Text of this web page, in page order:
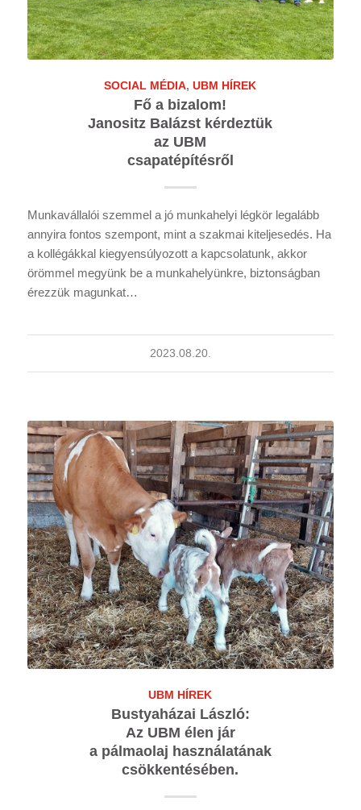
SOCIAL MÉDIA,UBM HÍREK
Fő a bizalom!
Janositz Balázst kérdeztük
az UBM
csapatépítésről
Munkavállalói szemmel a jó munkahelyi légkör legalább
annyira fontos szempont, mint a szakmai kiteljesedés. Ha
a kollégákkal kiegyensúlyozott a kapcsolatunk, akkor
örömmel megyünk be a munkahelyünkre, biztonságban
érezzük magunkat…
2023.08.20.
UBM HÍREK
Bustyaházai László:
Az UBM élen jár
a pálmaolaj használatának
csökkentésében.